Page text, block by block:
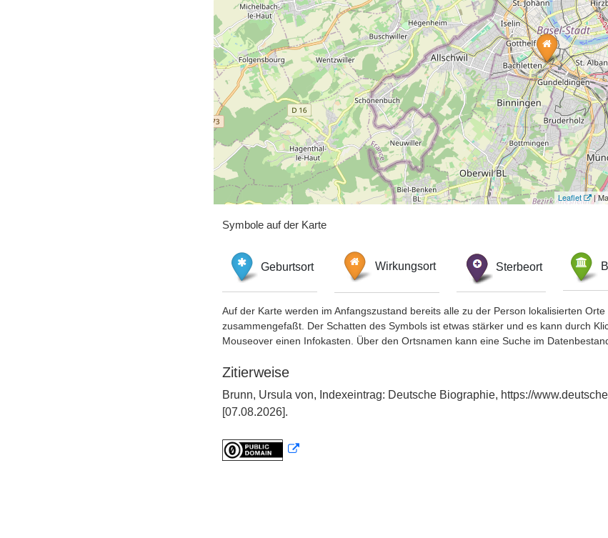
Leaflet |
Symbole auf der Karte
Geburtsort Wirkungsort Sterbeort
Auf der Karte werden im Anfangszustand bereits alle zu der Person lokalisierten
zusammengefaßt. Der Schatten des Symbols ist etwas stärker und es kann durch
Mouseover einen Infokasten. Über den Ortsnamen kann eine Suche im
Zitierweise
Brunn, Ursula von, Indexeintrag: Deutsche Biographie, https://
[07.08.2026].